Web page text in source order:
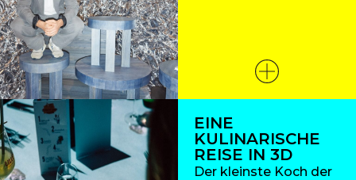
EINE
KULINARISCHE
REISE IN 3D
Der kleinste Koch der